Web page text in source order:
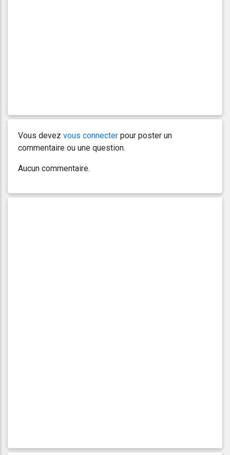
Vous devez vous connecter pour poster un
commentaire ou une question.
Aucun commentaire.